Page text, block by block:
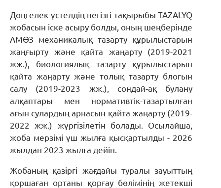
Дөңгелек үстелдің негізгі тақырыбы TAZALYQ
жобасын іске асыру болды, оның шеңберінде
АМӨЗ механикалық тазарту құрылыстарын
жаңғырту және қайта жаңарту (2019-2021
жж.), биологиялық тазарту құрылыстарын
қайта жаңарту және толық тазарту блогын
салу (2019-2023 жж.), сондай-ақ булану
алқаптары мен нормативтік-тазартылған
ағын сулардың арнасын қайта жаңарту (2019-
2022 жж.) жүргізілетін болады. Осылайша,
жоба мерзімі үш жылға қысқартылды - 2026
жылдан 2023 жылға дейін.
Жобаның қазіргі жағдайы туралы зауыттың
қоршаған ортаны қорғау бөлімінің жетекші